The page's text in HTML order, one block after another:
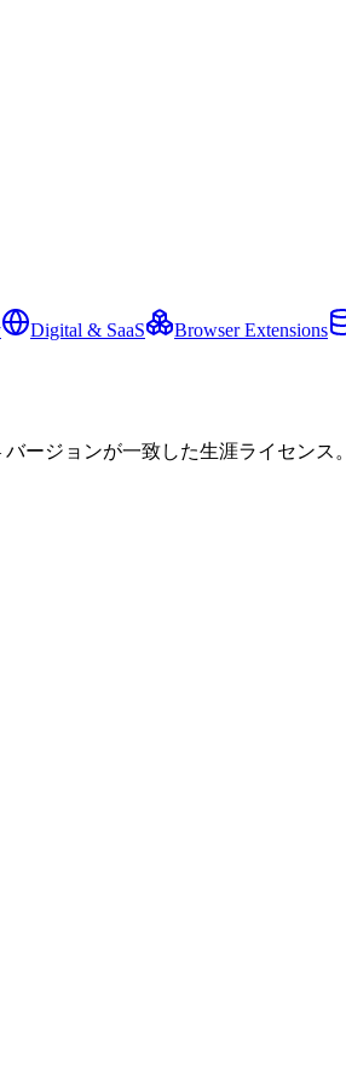
Digital & SaaS Browser Extensions
ージョンが一致した生涯ライセンス。